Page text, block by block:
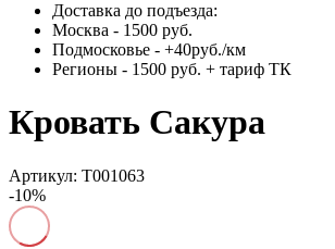
Доставка до подъезда:
Москва - 1500 руб.
Подмосковье - +40руб./км
Регионы - 1500 руб. + тариф ТК
Кровать Сакура
Артикул: Т001063
-10%